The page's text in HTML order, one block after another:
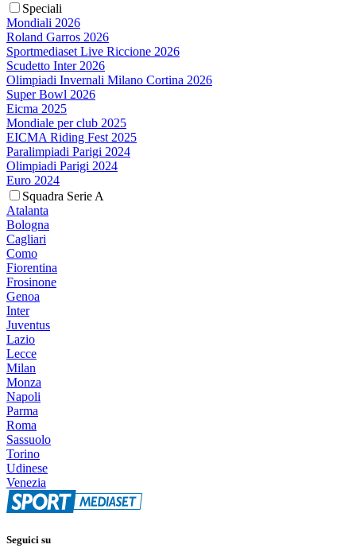
Speciali
Mondiali 2026
Roland Garros 2026
Sportmediaset Live Riccione 2026
Scudetto Inter 2026
Olimpiadi Invernali Milano Cortina 2026
Super Bowl 2026
Eicma 2025
Mondiale per club 2025
EICMA Riding Fest 2025
Paralimpiadi Parigi 2024
Olimpiadi Parigi 2024
Euro 2024
Squadra Serie A
Atalanta
Bologna
Cagliari
Como
Fiorentina
Frosinone
Genoa
Inter
Juventus
Lazio
Lecce
Milan
Monza
Napoli
Parma
Roma
Sassuolo
Torino
Udinese
Venezia
Seguici su